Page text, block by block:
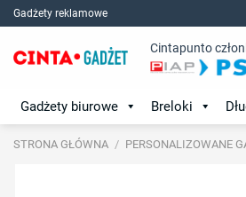
Skip
to
content
Gadżety reklamowe
Cintapunto
Gadżety biurowe Breloki
STRONA GŁÓWNA / PERSONALIZOWANE